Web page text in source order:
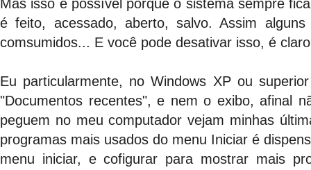
Mas isso é possível porque o sistema sempre
é feito, acessado, aberto, salvo. Assim
comsumidos... E você pode desativar isso, é
Eu particularmente, no Windows XP ou
"Documentos recentes", e nem o exibo, afinal
peguem no meu computador vejam minhas
programas mais usados do menu Iniciar é
menu iniciar, e cofigurar para mostrar mais